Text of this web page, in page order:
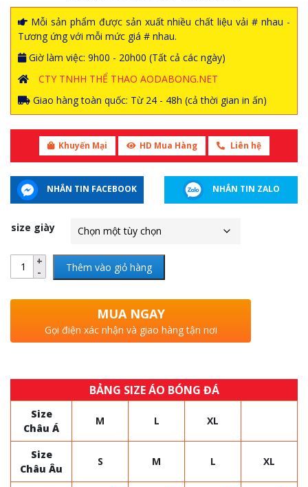
Mỗi sản phẩm được sản xuất nhiều chất liệu vải # nhau -
Tương ứng với mỗi mức giá # nhau.
Giờ làm việc: 9h00 - 20h00 (Tất cả các ngày)
CTY TNHH THỂ THAO AODABONG.NET
Giao hàng toàn quốc: Từ 24 - 48h (cả thời gian in ấn)
Khuyến Mại HD Mua Hàng Liên hệ
NHẮN TIN FACEBOOK NHẮN TIN ZALO
size giày
Thêm vào giỏ hàng
MUA NGAY
Gọi điện xác nhận và giao hàng tận nơi
BẢNG SIZE ÁO BÓNG ĐÁ
Size
Châu Á
M L XL
Size
Châu Âu
S M L XL